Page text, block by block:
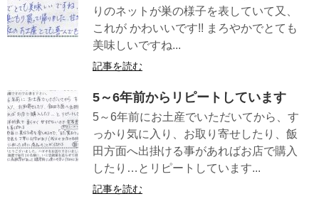
りのネットが巣の様子を表していて又、
これが かわいいです!! まろやかでとても
美味しいですね...
記事を読む
5～6年前からリピートしています
5～6年前にお土産でいただいてから、す
っかり気に入り、お取り寄せしたり、飯
田方面へ出掛ける事があればお店で購入
したり…とリピートしています...
記事を読む